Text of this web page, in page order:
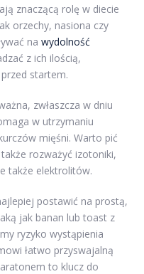
znaczącą rolę w diecie
orzechy, nasiona czy
na wydolność
z ich ilością,
startem.
zwłaszcza w dniu
w utrzymaniu
mięśni. Warto pić
rozważyć izotoniki,
także elektrolitów.
postawić na prostą,
jak banan lub toast z
ryzyko wystąpienia
łatwo przyswajalną
to klucz do